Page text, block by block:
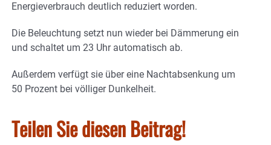
Energieverbrauch deutlich reduziert worden.
Die Beleuchtung setzt nun wieder bei Dämmerung ein
und schaltet um 23 Uhr automatisch ab.
Außerdem verfügt sie über eine Nachtabsenkung um
50 Prozent bei völliger Dunkelheit.
Teilen Sie diesen Beitrag!